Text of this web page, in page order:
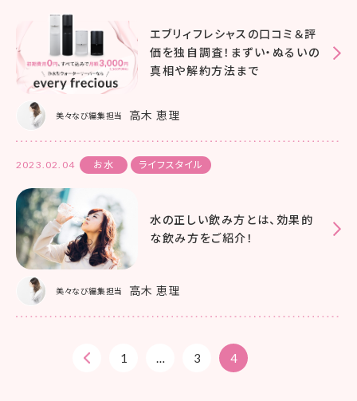
エブリィフレシャスの口コミ＆評
価を独自調査！まずい・ぬるいの
真相や解約方法まで
美々なび編集担当 高木 恵理
2023.02.04 お水 ライフスタイル
水の正しい飲み方とは、効果的
な飲み方をご紹介！
美々なび編集担当 高木 恵理
1 … 3 4